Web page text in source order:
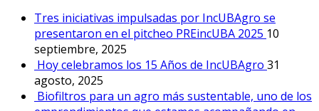
Tres iniciativas impulsadas por IncUBAgro se
presentaron en el pitcheo PREincUBA 2025 10
septiembre, 2025
Hoy celebramos los 15 Años de IncUBAgro 31
agosto, 2025
Biofiltros para un agro más sustentable, uno de los